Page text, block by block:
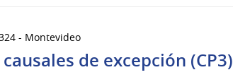
- Montevideo
de excepción (CP3)